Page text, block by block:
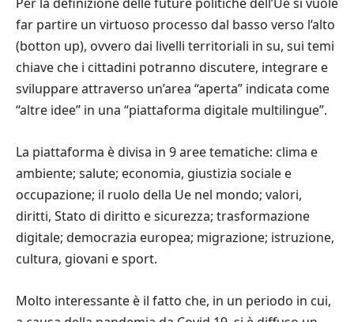
far partire un virtuoso processo dal basso verso l’alto
(botton up), ovvero dai livelli territoriali in su, sui temi
chiave che i cittadini potranno discutere, integrare e
sviluppare attraverso un’area “aperta” indicata come
“altre idee” in una “piattaforma digitale multilingue”.
La piattaforma èdivisa in 9 aree tematiche: clima e
ambiente; salute; economia, giustizia sociale e
occupazione; il ruolo della Ue nel mondo; valori,
diritti, Stato di diritto e sicurezza; trasformazione
digitale; democrazia europea; migrazione; istruzione,
cultura, giovani e sport.
Molto interessante è il fatto che, in un periodo in cui,